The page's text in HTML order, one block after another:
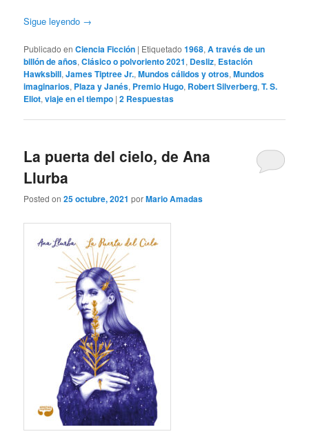
Sigue leyendo →
Publicado en Ciencia Ficción | Etiquetado 1968,A través de un
billón de años,Clásico o polvoriento 2021, Desliz, Estación
Hawksbill,James Tiptree Jr.,Mundos cálidos y otros,Mundos
imaginarios, Plaza y Janés, Premio Hugo, Robert Silverberg,T. S.
Eliot,viaje en el tiempo |2 Respuestas
La puerta del cielo, de Ana
Llurba
Posted on25 octubre, 2021 porMario Amadas